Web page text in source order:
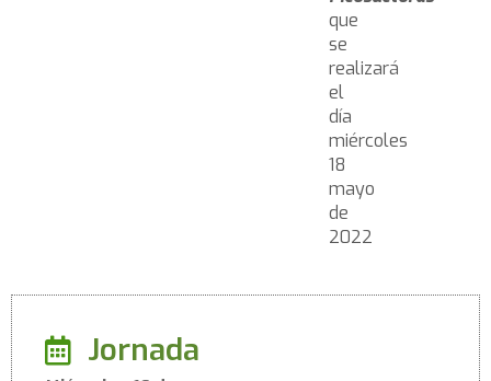
que
se
realizará
el
día
miércoles
18
mayo
de
2022
Jornada